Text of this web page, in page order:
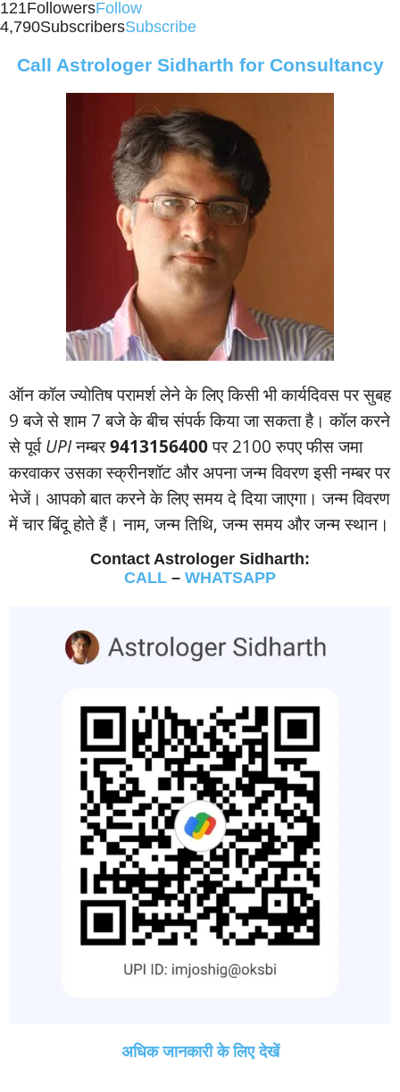
121FollowersFollow
4,790SubscribersSubscribe
Call Astrologer Sidharth for Consultancy
ऑन कॉल ज्‍योतिष परामर्श लेने के लिए किसी भी कार्यदिवस पर सुबह
9 बजे से शाम 7 बजे के बीच संपर्क किया जा सकता है। कॉल करने
से पूर्वUPIनम्‍बर9413156400पर 2100 रुपए फीस जमा
करवाकर उसका स्‍क्रीनशॉट और अपना जन्‍म विवरण इसी नम्‍बर पर
भेजें। आपको बात करने के लिए समय दे दिया जाएगा। जन्‍म विवरण
में चार बिंदू होते हैं। नाम, जन्‍म तिथि, जन्‍म समय और जन्‍म स्‍थान।
Contact Astrologer Sidharth:
CALL – WHATSAPP
अधिक जानकारी के लिए देखें